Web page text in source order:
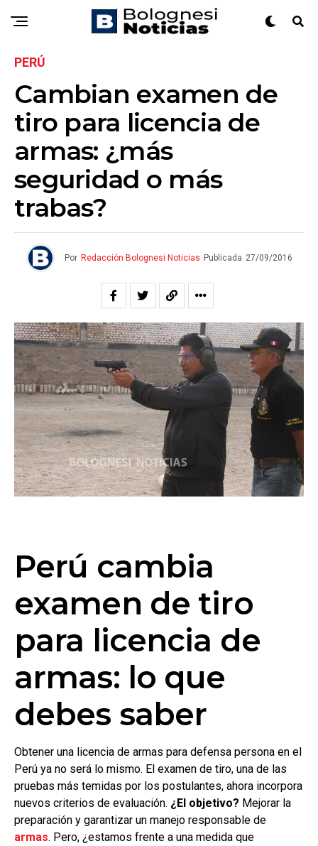
PERÚ
Cambian examen de
tiro para licencia de
armas: ¿más
seguridad o más
trabas?
Por Redacción Bolognesi Noticias Publicada 27/09/2016
Perú cambia
examen de tiro
para licencia de
armas: lo que
debes saber
Obtener una licencia de armas para defensa persona en el
Perú ya no será lo mismo. El examen de tiro, una de las
pruebas más temidas por los postulantes, ahora incorpora
nuevos criterios de evaluación. ¿El objetivo? Mejorar la
preparación y garantizar un manejo responsable de
armas. Pero, ¿estamos frente a una medida que